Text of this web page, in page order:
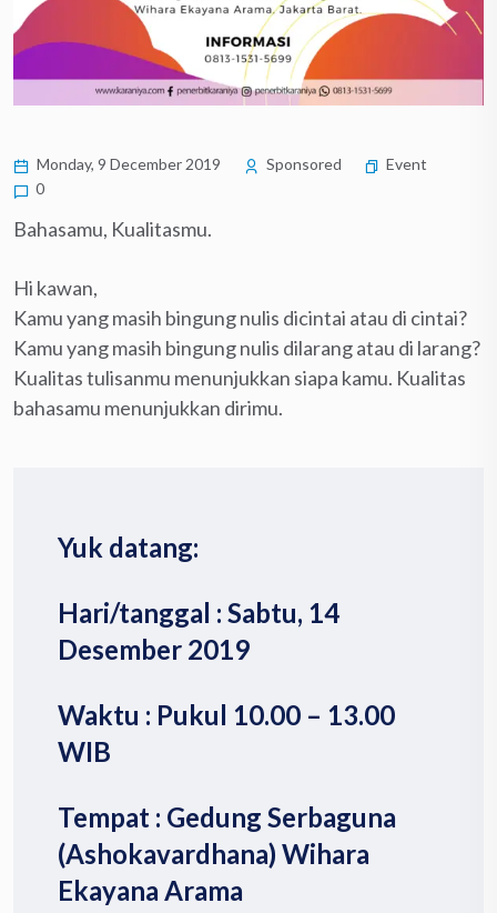
Monday, 9 December 2019 Sponsored
Event
0
Bahasamu, Kualitasmu.
Hi kawan,
Kamu yang masih bingung nulis dicintai atau di cintai?
Kamu yang masih bingung nulis dilarang atau di larang?
Kualitas tulisanmu menunjukkan siapa kamu. Kualitas
bahasamu menunjukkan dirimu.
Yuk datang:
Hari/tanggal : Sabtu, 14
Desember 2019
Waktu : Pukul 10.00 – 13.00
WIB
Tempat : Gedung Serbaguna
(Ashokavardhana) Wihara
Ekayana Arama